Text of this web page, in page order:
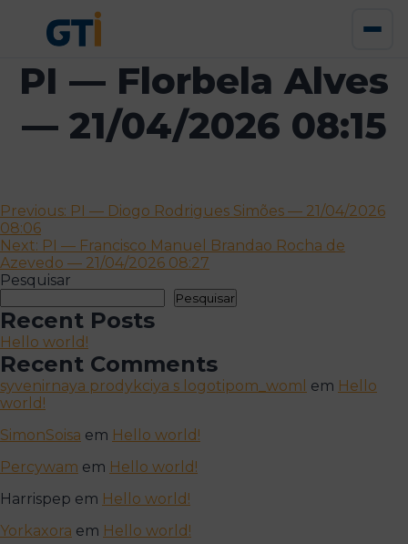
PI — Florbela Alves
— 21/04/2026 08:15
Navegação
de
artigos
Previous: PI — Diogo Rodrigues Simões — 21/04/2026
08:06
Next: PI — Francisco Manuel Brandao Rocha de
Azevedo — 21/04/2026 08:27
Pesquisar
Pesquisar
Recent Posts
Hello world!
Recent Comments
syvenirnaya prodykciya s logotipom_woml em Hello
world!
SimonSoisa em Hello world!
Percywam em Hello world!
Harrispep em Hello world!
Yorkaxora em Hello world!